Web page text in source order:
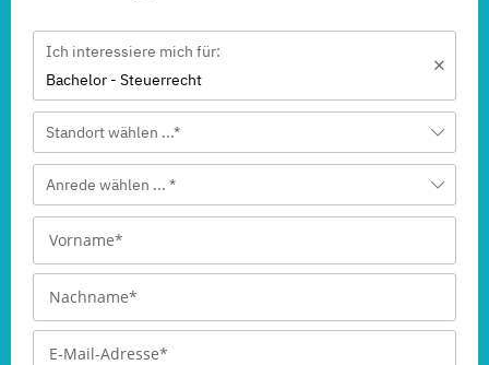
Ich interessiere mich für:
Bachelor - Steuerrecht
Standort wählen ...*
Anrede wählen ... *